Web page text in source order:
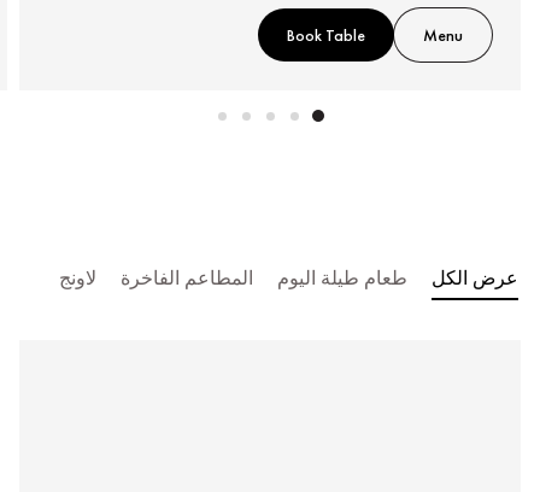
Menu
Book Table
عرض الكل طعام طيلة اليوم المطاعم الفاخرة لاونج